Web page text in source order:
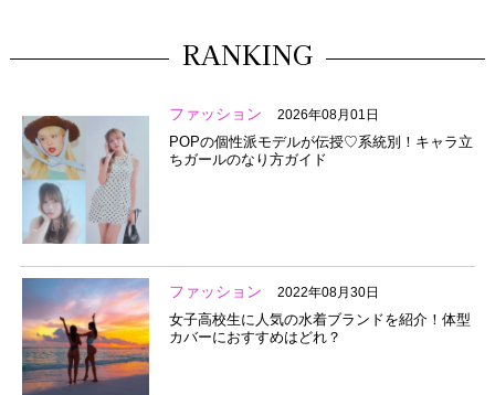
RANKING
ファッション 2026年08月01日
POPの個性派モデルが伝授♡系統別！キャラ立
ちガールのなり方ガイド
ファッション 2022年08月30日
女子高校生に人気の水着ブランドを紹介！体型
カバーにおすすめはどれ？